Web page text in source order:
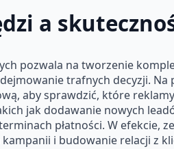
a
pozwala na tworzenie
trafnych decyzji.
aby sprawdzić, które
jak dodawanie nowych
płatności. W efekcie,
i budowanie relacji z